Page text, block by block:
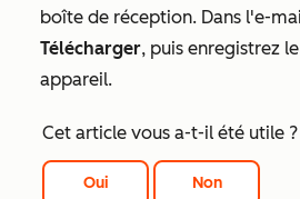
boîte de réception. Dans l'e-
Télécharger, puis enregistrez
appareil.
Cet article vous a-t-il été utile ?
Oui Non